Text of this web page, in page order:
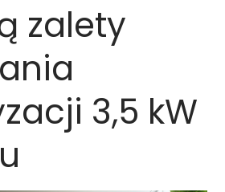
zalety
3,5 kW